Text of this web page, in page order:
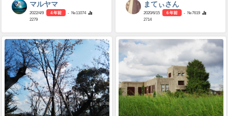
マルヤマ
2022/4/9 4 年前
- №11074
2279
まてぃさん
2020/6/15 6 年前
- №7619
2714